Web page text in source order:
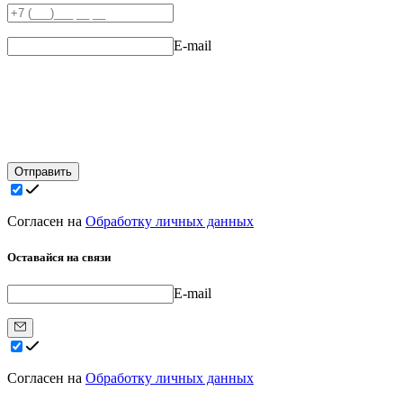
E-mail
Отправить
Согласен на Обработку личных данных
Оставайся на связи
E-mail
Согласен на Обработку личных данных